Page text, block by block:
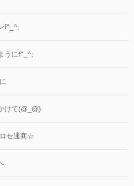
f^_^;
うにf^_^;
けて(@_@)
セ通商☆